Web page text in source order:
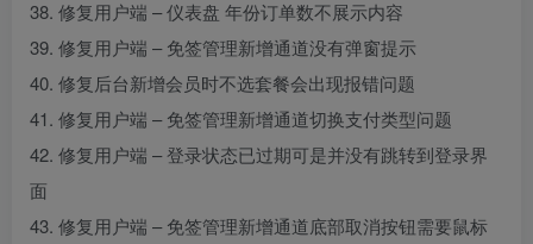
38. 修复用户端 – 仪表盘 年份订单数不展示内容
39. 修复用户端 – 免签管理新增通道没有弹窗提示
40. 修复后台新增会员时不选套餐会出现报错问题
41. 修复用户端 – 免签管理新增通道切换支付类型问题
42. 修复用户端 – 登录状态已过期可是并没有跳转到登录界
面
43. 修复用户端 – 免签管理新增通道底部取消按钮需要鼠标